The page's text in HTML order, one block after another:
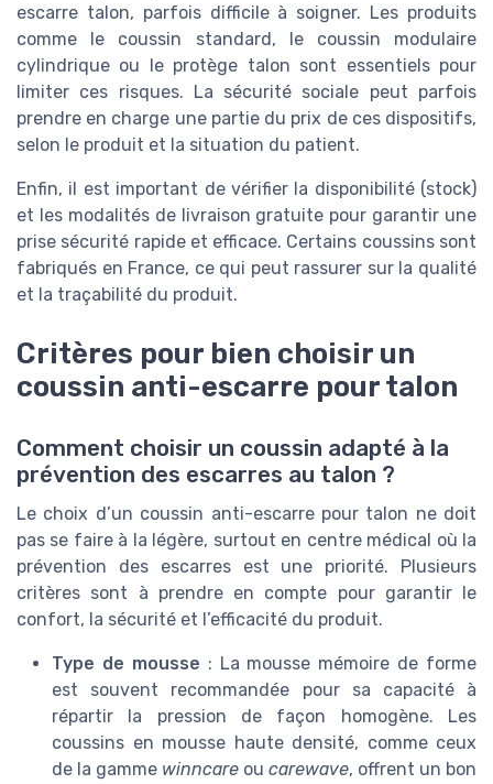
escarre talon, parfois difficile à soigner. Les produits
comme le coussin standard, le coussin modulaire
cylindrique ou le protège talon sont essentiels pour
limiter ces risques. La sécurité sociale peut parfois
prendre en charge une partie du prix de ces dispositifs,
selon le produit et la situation du patient.
Enfin, il est important de vérifier la disponibilité (stock)
et les modalités de livraison gratuite pour garantir une
prise sécurité rapide et efficace. Certains coussins sont
fabriqués en France, ce qui peut rassurer sur la qualité
et la traçabilité du produit.
Critères pour bien choisir un
coussin anti-escarre pour talon
Comment choisir un coussin adapté à la
prévention des escarres au talon ?
Le choix d’un coussin anti-escarre pour talon ne doit
pas se faire à la légère, surtout en centre médical où la
prévention des escarres est une priorité. Plusieurs
critères sont à prendre en compte pour garantir le
confort, la sécurité et l’efficacité du produit.
Type de mousse : La mousse mémoire de forme
est souvent recommandée pour sa capacité à
répartir la pression de façon homogène. Les
coussins en mousse haute densité, comme ceux
de la gamme winncare ou carewave, offrent un bon